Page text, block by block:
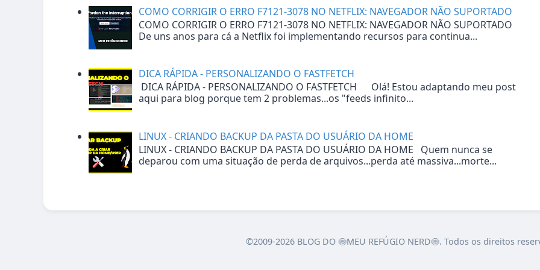
COMO CORRIGIR O ERRO F7121-3078 NO NETFLIX: NAVEGADOR NÃO SUPORTADO
COMO CORRIGIR O ERRO F7121-3078 NO NETFLIX: NAVEGADOR NÃO SUPORTADO
De uns anos para cá a Netflix foi implementando recursos para continua...
DICA RÁPIDA - PERSONALIZANDO O FASTFETCH
DICA RÁPIDA - PERSONALIZANDO O FASTFETCH Olá! Estou adaptando meu post
aqui para blog porque tem 2 problemas...os "feeds infinito...
LINUX - CRIANDO BACKUP DA PASTA DO USUÁRIO DA HOME
LINUX - CRIANDO BACKUP DA PASTA DO USUÁRIO DA HOME Quem nunca se
deparou com uma situação de perda de arquivos...perda até massiva...morte...
©2009-2026 BLOG DO 🍥MEU REFÚGIO NERD🍥. Todos os direitos